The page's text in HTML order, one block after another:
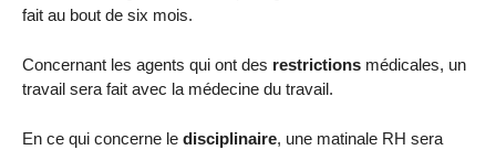
fait au bout de six mois.
Concernant les agents qui ont des restrictions médicales, un
travail sera fait avec la médecine du travail.
En ce qui concerne le disciplinaire, une matinale RH sera